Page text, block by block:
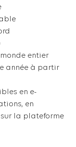
entier
année à partir
en e-
en
la plateforme